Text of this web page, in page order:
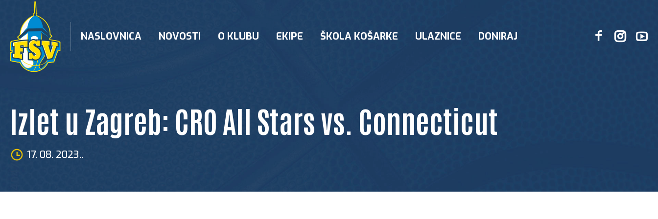
content
NASLOVNICA NOVOSTI O KLUBU EKIPE ŠKOLA KOŠARKE ULAZNICE DONIRAJ
Izlet u Zagreb: CRO All Stars vs. Connecticut
17. 08. 2023..